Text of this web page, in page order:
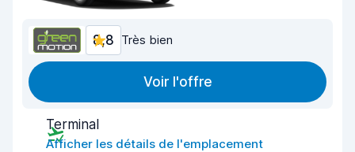
8,8 Très bien
Voir l'offre
Terminal
Afficher les détails de l'emplacement